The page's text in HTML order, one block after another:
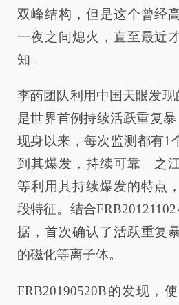
双峰结构，但是这个曾经
一夜之间熄火，直至最近
知。
李菂团队利用中国天眼发现
是世界首例持续活跃重复暴
现身以来，每次监测都有1
到其爆发，持续可靠。之
等利用其持续爆发的特点
段特征。结合
据，首次确认了活跃重复
的磁化等离子体。
FRB20190520B的发现，